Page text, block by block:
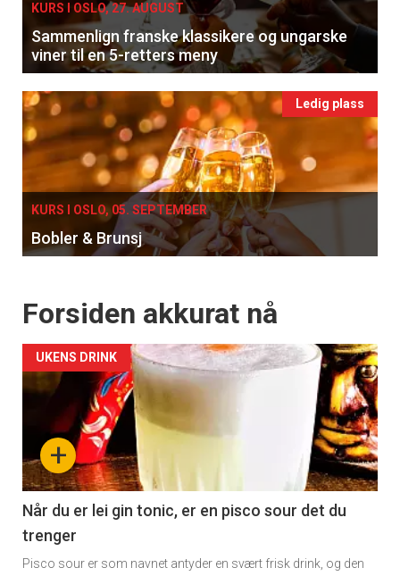
KURS I OSLO, 27. AUGUST
Sammenlign franske klassikere og ungarske
viner til en 5-retters meny
Ledig plass
KURS I OSLO, 05. SEPTEMBER
Bobler & Brunsj
Forsiden akkurat nå
+
UKENS DRINK
Når du er lei gin tonic, er en pisco sour det du
trenger
Pisco sour er som navnet antyder en svært frisk drink, og den